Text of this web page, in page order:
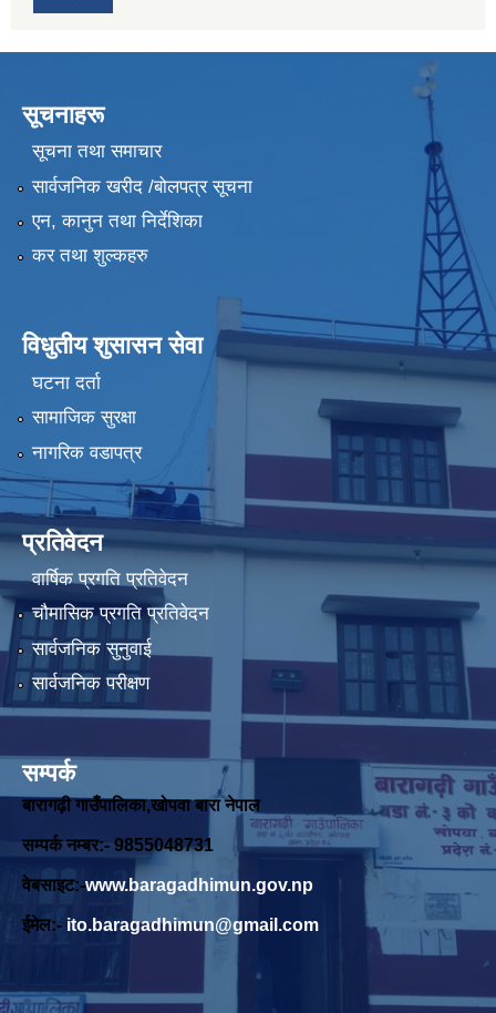
सूचनाहरू
सूचना तथा समाचार
सार्वजनिक खरीद /बोलपत्र सूचना
एन, कानुन तथा निर्देशिका
कर तथा शुल्कहरु
विधुतीय शुसासन सेवा
घटना दर्ता
सामाजिक सुरक्षा
नागरिक वडापत्र
प्रतिवेदन
वार्षिक प्रगति प्रतिवेदन
चौमासिक प्रगति प्रतिवेदन
सार्वजनिक सुनुवाई
सार्वजनिक परीक्षण
सम्पर्क
बारागढ़ी गाउँपालिका,खोपवा बारा नेपाल
सम्पर्क नम्बर:- 9855048731
वेबसाइट:-www.baragadhimun.gov.np
ईमेल:- ito.baragadhimun@gmail.com